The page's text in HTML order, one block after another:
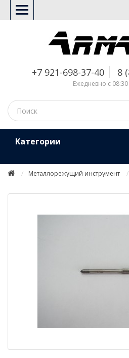
+7 921-698-37-40 8
Ежедневно с
Kатегории
Металлорежущий инструмент